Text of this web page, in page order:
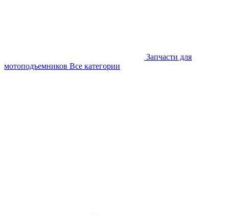
Запчасти для
мотоподъемников Все категории